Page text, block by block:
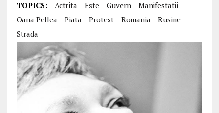
TOPICS: Actrita Este Guvern
Manifestatii
Oana Pellea
Piata Protest Romania
Rusine
Strada